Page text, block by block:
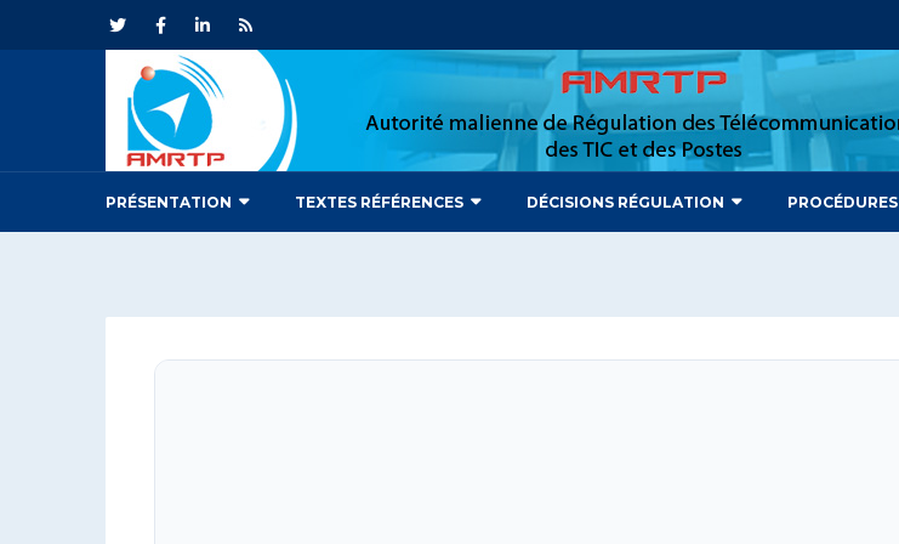
PRÉSENTATION TEXTES RÉFÉRENCES DÉCISIONS RÉGULATION PROCÉDURES